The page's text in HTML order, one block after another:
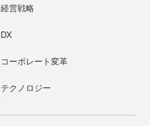
経営戦略
DX
コーポレート変革
テクノロジー